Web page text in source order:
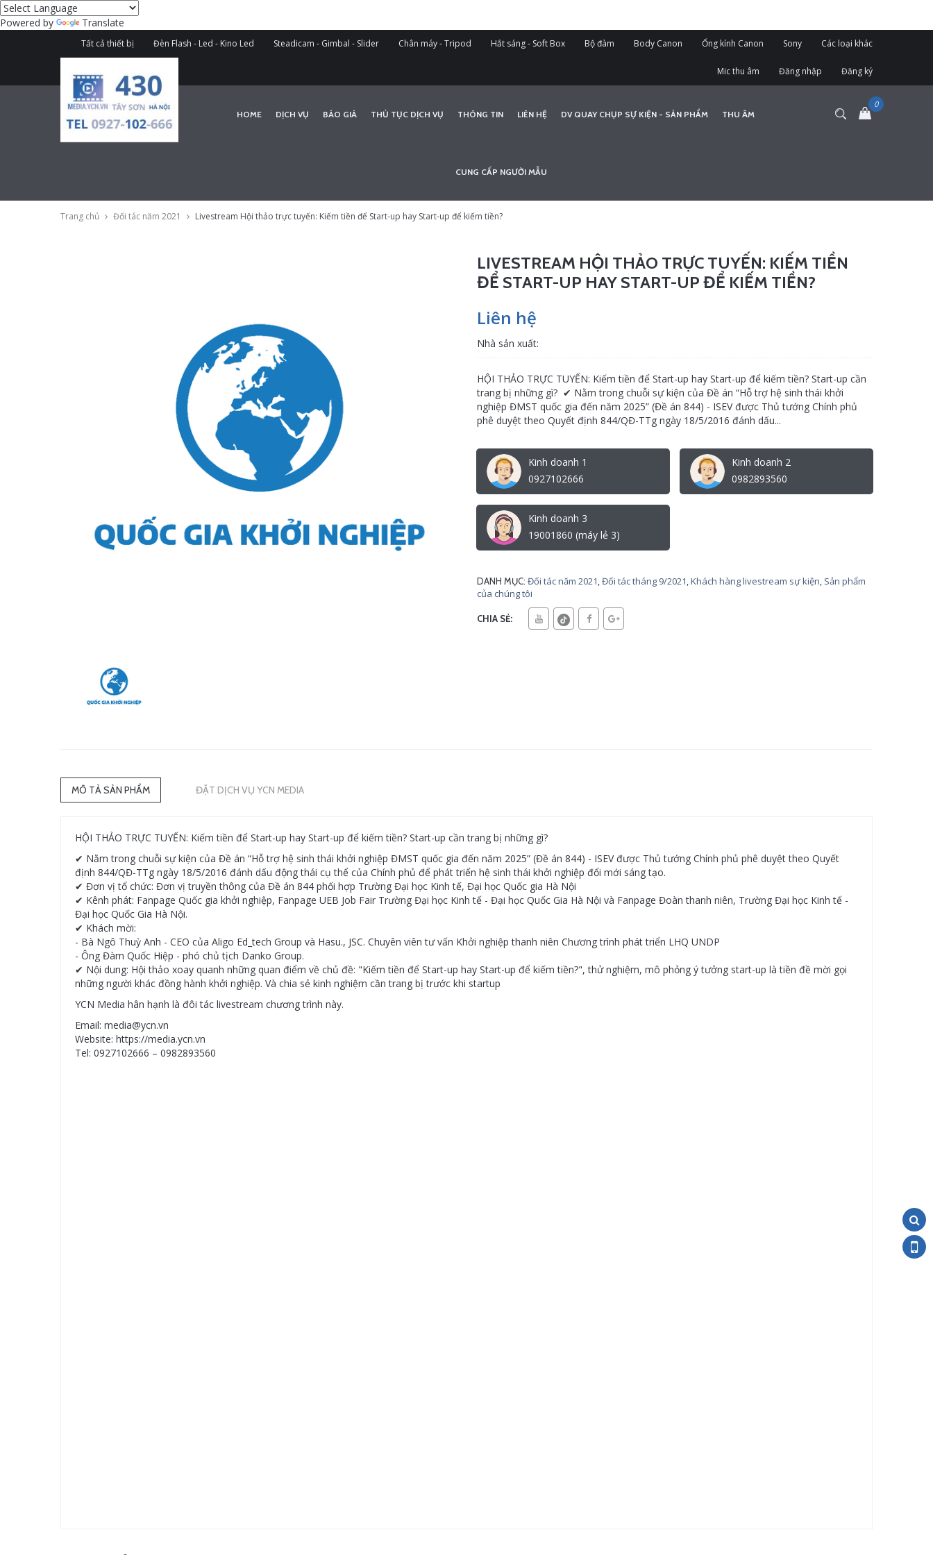
Powered by Translate
Tất cả thiết bị Đèn Flash - Led - Kino Led Steadicam - Gimbal - Slider Chân máy - Tripod Hắt sáng - Soft Box Bộ đàm Body Canon Ống kính Canon Sony Các loại khác
Mic thu âm Đăng nhập Đăng ký
HOME DỊCH VỤ BÁO GIÁ THỦ TỤC DỊCH VỤ THÔNG TIN LIÊN HỆ DV QUAY CHỤP SỰ KIỆN - SẢN PHẨM THU ÂM
CUNG CẤP NGƯỜI MẪU
Trang chủ Đối tác năm 2021 Livestream Hội thảo trực tuyến: Kiếm tiền để Start-up hay Start-up để kiếm tiền?
LIVESTREAM HỘI THẢO TRỰC TUYẾN: KIẾM TIỀN
ĐỂ START-UP HAY START-UP ĐỂ KIẾM TIỀN?
Liên hệ
Nhà sản xuất:
HỘI THẢO TRỰC TUYẾN: Kiếm tiền để Start-up hay Start-up để kiếm tiền? Start-up cần
trang bị những gì? ✔ Nằm trong chuỗi sự kiện của Đề án “Hỗ trợ hệ sinh thái khởi
nghiệp ĐMST quốc gia đến năm 2025” (Đề án 844) - ISEV được Thủ tướng Chính phủ
phê duyệt theo Quyết định 844/QĐ-TTg ngày 18/5/2016 đánh dấu...
Kinh doanh 1
0927102666
Kinh doanh 2
0982893560
Kinh doanh 3
19001860 (máy lẻ 3)
DANH MỤC: Đối tác năm 2021,Đối tác tháng 9/2021,Khách hàng livestream sự kiện, Sản phẩm
của chúng tôi
CHIA SẺ:
MÔ TẢ SẢN PHẨM ĐẶT DỊCH VỤ YCN MEDIA
HỘI THẢO TRỰC TUYẾN: Kiếm tiền để Start-up hay Start-up để kiếm tiền? Start-up cần trang bị những gì?
✔ Nằm trong chuỗi sự kiện của Đề án “Hỗ trợ hệ sinh thái khởi nghiệp ĐMST quốc gia đến năm 2025” (Đề án 844) - ISEV được Thủ tướng Chính phủ phê duyệt theo Quyết
định 844/QĐ-TTg ngày 18/5/2016 đánh dấu động thái cụ thể của Chính phủ để phát triển hệ sinh thái khởi nghiệp đổi mới sáng tạo.
✔ Đơn vị tổ chức: Đơn vị truyền thông của Đề án 844 phối hợp Trường Đại học Kinh tế, Đại học Quốc gia Hà Nội
✔ Kênh phát: Fanpage Quốc gia khởi nghiệp, Fanpage UEB Job Fair Trường Đại học Kinh tế - Đại học Quốc Gia Hà Nội và Fanpage Đoàn thanh niên, Trường Đại học Kinh tế -
Đại học Quốc Gia Hà Nội.
✔ Khách mời:
- Bà Ngô Thuỳ Anh - CEO của Aligo Ed_tech Group và Hasu., JSC. Chuyên viên tư vấn Khởi nghiệp thanh niên Chương trình phát triển LHQ UNDP
- Ông Đàm Quốc Hiệp - phó chủ tịch Danko Group.
✔ Nội dung: Hội thảo xoay quanh những quan điểm về chủ đề: "Kiếm tiền để Start-up hay Start-up để kiếm tiền?", thử nghiệm, mô phỏng ý tưởng start-up là tiền đề mời gọi
những người khác đồng hành khởi nghiệp. Và chia sẻ kinh nghiệm cần trang bị trước khi startup
YCN Media hân hạnh là đôi tác livestream chương trình này.
Email: media@ycn.vn
Website: https://media.ycn.vn
Tel: 0927102666 – 0982893560